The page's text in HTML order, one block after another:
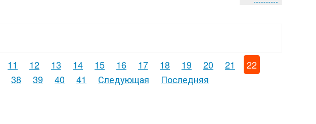
11 12 13 14 15 16 17 18 19 20 21
22
38 39 40 41 Следующая Последняя